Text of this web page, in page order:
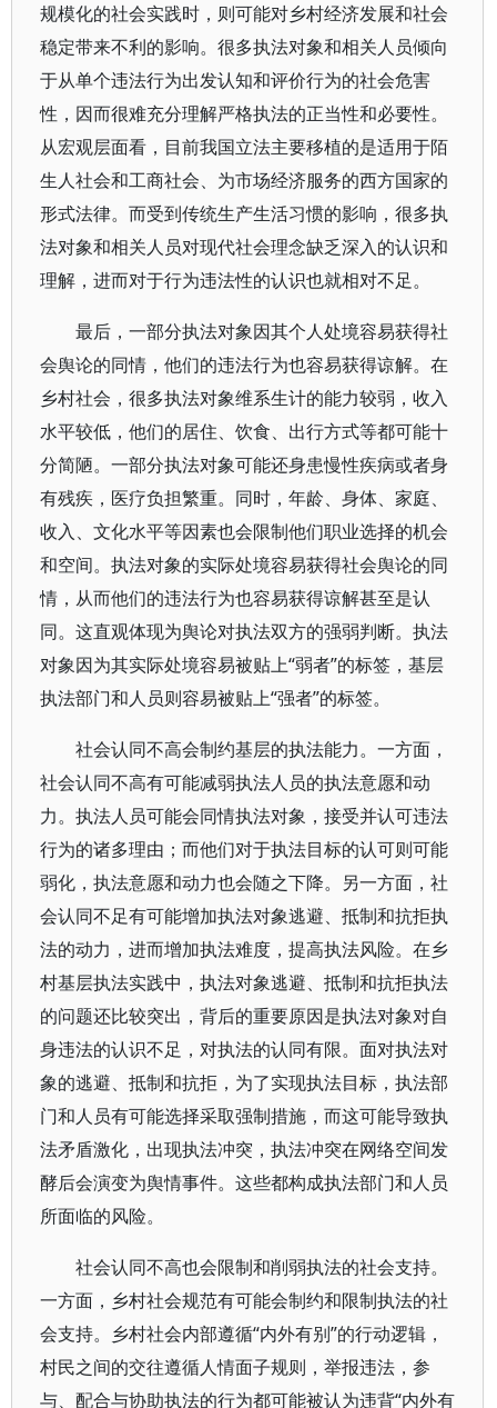
规模化的社会实践时，则可能对乡村经济发展和社会
稳定带来不利的影响。很多执法对象和相关人员倾向
于从单个违法行为出发认知和评价行为的社会危害
性，因而很难充分理解严格执法的正当性和必要性。
从宏观层面看，目前我国立法主要移植的是适用于陌
生人社会和工商社会、为市场经济服务的西方国家的
形式法律。而受到传统生产生活习惯的影响，很多执
法对象和相关人员对现代社会理念缺乏深入的认识和
理解，进而对于行为违法性的认识也就相对不足。
最后，一部分执法对象因其个人处境容易获得社
会舆论的同情，他们的违法行为也容易获得谅解。在
乡村社会，很多执法对象维系生计的能力较弱，收入
水平较低，他们的居住、饮食、出行方式等都可能十
分简陋。一部分执法对象可能还身患慢性疾病或者身
有残疾，医疗负担繁重。同时，年龄、身体、家庭、
收入、文化水平等因素也会限制他们职业选择的机会
和空间。执法对象的实际处境容易获得社会舆论的同
情，从而他们的违法行为也容易获得谅解甚至是认
同。这直观体现为舆论对执法双方的强弱判断。执法
对象因为其实际处境容易被贴上“弱者”的标签，基层
执法部门和人员则容易被贴上“强者”的标签。
社会认同不高会制约基层的执法能力。一方面，
社会认同不高有可能减弱执法人员的执法意愿和动
力。执法人员可能会同情执法对象，接受并认可违法
行为的诸多理由；而他们对于执法目标的认可则可能
弱化，执法意愿和动力也会随之下降。另一方面，社
会认同不足有可能增加执法对象逃避、抵制和抗拒执
法的动力，进而增加执法难度，提高执法风险。在乡
村基层执法实践中，执法对象逃避、抵制和抗拒执法
的问题还比较突出，背后的重要原因是执法对象对自
身违法的认识不足，对执法的认同有限。面对执法对
象的逃避、抵制和抗拒，为了实现执法目标，执法部
门和人员有可能选择采取强制措施，而这可能导致执
法矛盾激化，出现执法冲突，执法冲突在网络空间发
酵后会演变为舆情事件。这些都构成执法部门和人员
所面临的风险。
社会认同不高也会限制和削弱执法的社会支持。
一方面，乡村社会规范有可能会制约和限制执法的社
会支持。乡村社会内部遵循“内外有别”的行动逻辑，
村民之间的交往遵循人情面子规则，举报违法，参
与、配合与协助执法的行为都可能被认为违背“内外有